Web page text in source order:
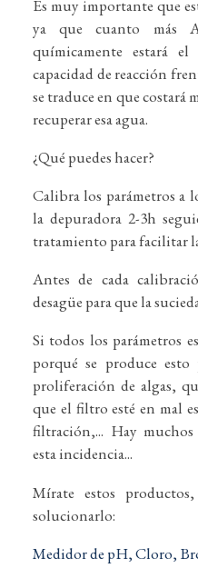
Es muy importante que
ya que cuanto más
químicamente estará
capacidad de reacción
se traduce en que costará
recuperar esa agua.
¿Qué puedes hacer?
Calibra los parámetros a
la depuradora 2-3h
tratamiento para facilitar
Antes de cada
desagüe para que la
Si todos los parámetros
porqué se produce
proliferación de algas,
que el filtro esté en mal
filtración,... Hay
esta incidencia...
Mírate estos
solucionarlo:
Medidor de pH, Cloro,